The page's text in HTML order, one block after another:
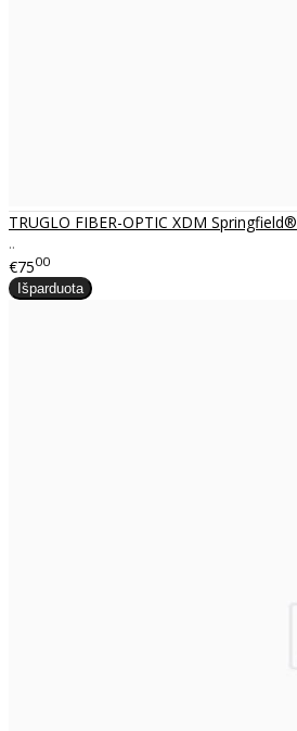
TRUGLO FIBER-OPTIC XDM Springfield®
..
€7500